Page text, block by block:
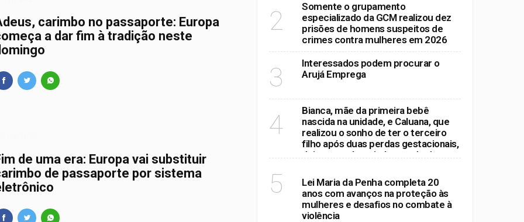
carimbo no passaporte: Europa
a dar fim à tradição neste
de uma era: Europa vai substituir
de passaporte por sistema
2
Somente o grupamento
especializado da GCM realizou dez
prisões de homens suspeitos de
crimes contra mulheres em 2026
3
Interessados podem procurar o
Arujá Emprega
4
Bianca, mãe da primeira bebê
nascida na unidade, e Caluana, que
realizou o sonho de ter o terceiro
filho após duas perdas gestacionais,
deixaram o hospital na tarde desta
5
Lei Maria da Penha completa 20
anos com avanços na proteção às
mulheres e desafios no combate à
violência